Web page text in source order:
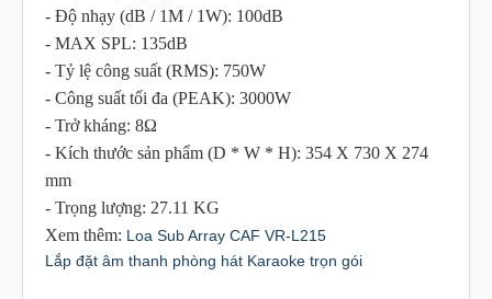
- Độ nhạy (dB / 1M / 1W): 100dB
- MAX SPL: 135dB
- Tỷ lệ công suất (RMS): 750W
- Công suất tối đa (PEAK): 3000W
- Trở kháng: 8Ω
- Kích thước sản phẩm (D * W * H): 354 X 730 X 274
mm
- Trọng lượng: 27.11 KG
Xem thêm: Loa Sub Array CAF VR-L215
Lắp đặt âm thanh phòng hát Karaoke trọn gói